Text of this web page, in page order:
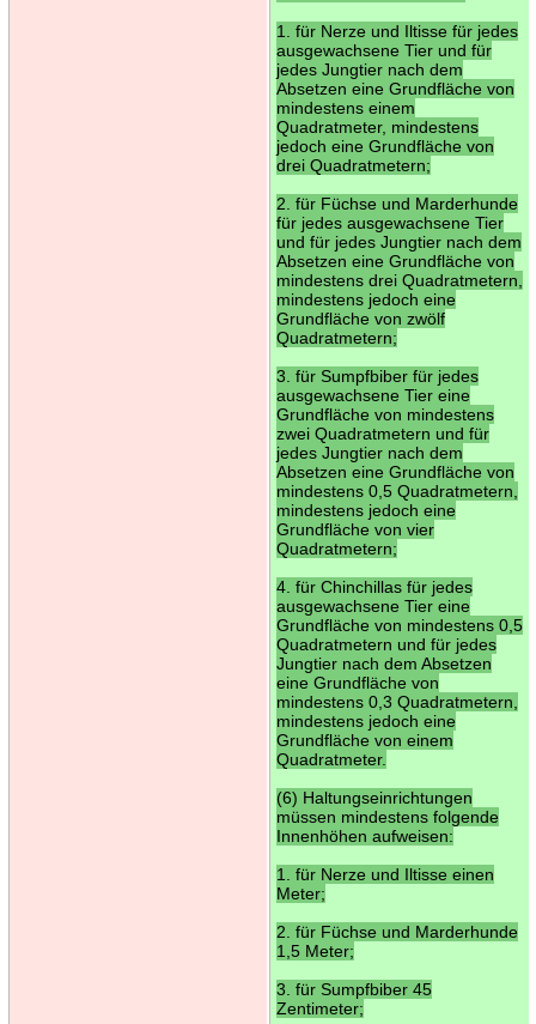
1. für Nerze und Iltisse für jedes
ausgewachsene Tier und für
jedes Jungtier nach dem
Absetzen eine Grundfläche von
mindestens einem
Quadratmeter, mindestens
jedoch eine Grundfläche von
drei Quadratmetern;
2. für Füchse und Marderhunde
für jedes ausgewachsene Tier
und für jedes Jungtier nach dem
Absetzen eine Grundfläche von
mindestens drei Quadratmetern,
mindestens jedoch eine
Grundfläche von zwölf
Quadratmetern;
3. für Sumpfbiber für jedes
ausgewachsene Tier eine
Grundfläche von mindestens
zwei Quadratmetern und für
jedes Jungtier nach dem
Absetzen eine Grundfläche von
mindestens 0,5 Quadratmetern,
mindestens jedoch eine
Grundfläche von vier
Quadratmetern;
4. für Chinchillas für jedes
ausgewachsene Tier eine
Grundfläche von mindestens 0,5
Quadratmetern und für jedes
Jungtier nach dem Absetzen
eine Grundfläche von
mindestens 0,3 Quadratmetern,
mindestens jedoch eine
Grundfläche von einem
Quadratmeter.
(6) Haltungseinrichtungen
müssen mindestens folgende
Innenhöhen aufweisen:
1. für Nerze und Iltisse einen
Meter;
2. für Füchse und Marderhunde
1,5 Meter;
3. für Sumpfbiber 45
Zentimeter;